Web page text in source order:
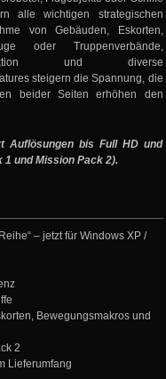
alle wichtigen strategischen
von Gebäuden, Eskorten,
oder Truppenverbände,
und diverse
steigern die Spannung, die
beider Seiten erhöhen den
Auflösungen bis Full HD und
und Mission Pack 2).
– jetzt für Windows XP /
Bewegungsmakros und
2
Lieferumfang